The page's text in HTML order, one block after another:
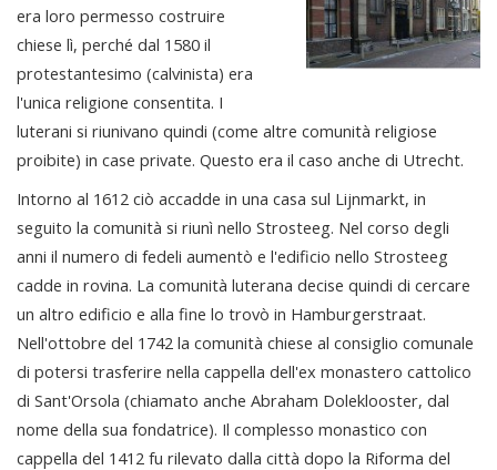
era loro permesso costruire
chiese lì, perché dal 1580 il
protestantesimo (calvinista) era
l'unica religione consentita. I
luterani si riunivano quindi (come altre comunità religiose
proibite) in case private. Questo era il caso anche di Utrecht.
Intorno al 1612 ciò accadde in una casa sul Lijnmarkt, in
seguito la comunità si riunì nello Strosteeg. Nel corso degli
anni il numero di fedeli aumentò e l'edificio nello Strosteeg
cadde in rovina. La comunità luterana decise quindi di cercare
un altro edificio e alla fine lo trovò in Hamburgerstraat.
Nell'ottobre del 1742 la comunità chiese al consiglio comunale
di potersi trasferire nella cappella dell'ex monastero cattolico
di Sant'Orsola (chiamato anche Abraham Doleklooster, dal
nome della sua fondatrice). Il complesso monastico con
cappella del 1412 fu rilevato dalla città dopo la Riforma del